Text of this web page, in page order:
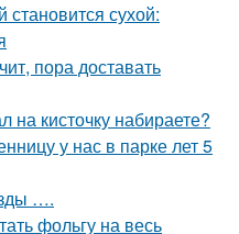
становится сухой:
пора доставать
кисточку набираете?
у нас в парке лет 5
….
фольгу на весь